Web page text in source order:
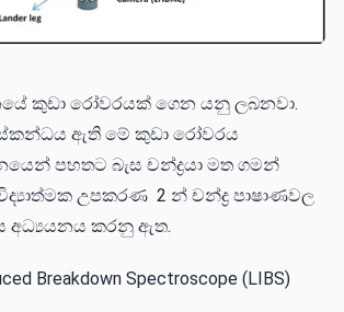
කුඩා රෝවරයක් ගෙන යනු ලබනවා.
ස්කන්ධය ඇති මේ කුඩා රෝවරය
පහතට බැස චන්ද්‍රයා මත ගමන්
උපකරණ 2 න් චන්ද්‍ර පාෂාණවල
අධ්‍යයනය කරනු ඇත.
Breakdown Spectroscope (LIBS)